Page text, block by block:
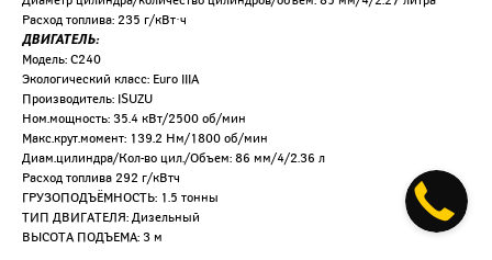
Расход топлива: 235 г/кВт·ч
ДВИГАТЕЛЬ:
Модель: C240
Экологический класс: Euro IIIA
Производитель: ISUZU
Ном.мощность: 35.4 кВт/2500 об/мин
Макс.крут.момент: 139.2 Нм/1800 об/мин
Диам.цилиндра/Кол-во цил./Объем: 86 мм/4/2.36 л
Расход топлива 292 г/кВтч
ГРУЗОПОДЪЁМНОСТЬ: 1.5 тонны
ТИП ДВИГАТЕЛЯ: Дизельный
ВЫСОТА ПОДЪЕМА: 3 м